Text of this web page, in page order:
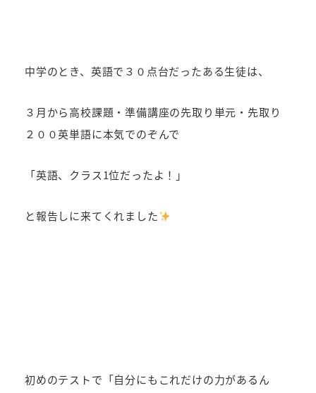
中学のとき、英語で３０点台だったある生徒は、
３月から高校課題・準備講座の先取り単元・先取り
２００英単語に本気でのぞんで
「英語、クラス1位だったよ！」
と報告しに来てくれました
初めのテストで「自分にもこれだけの力があるん